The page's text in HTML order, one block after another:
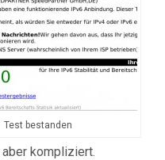
Test bestanden
aber kompliziert.